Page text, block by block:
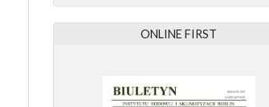
ONLINE FIRST